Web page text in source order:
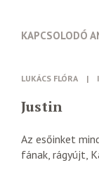
KAPCSOLODÓ
LUKÁCS FLÓRA |
Justin
Az esőinket
fának, rágyújt,